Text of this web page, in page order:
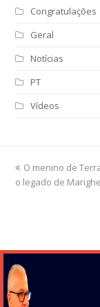
Congratulações
Geral
Notícias
PT
Vídeos
previous
post:
O menino de
o legado de